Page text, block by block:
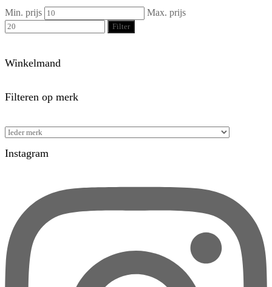
Min. prijs Max. prijs
Filter
Winkelmand
Filteren op merk
Instagram